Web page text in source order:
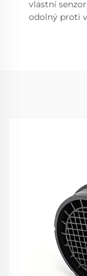
vlastní
odolný proti